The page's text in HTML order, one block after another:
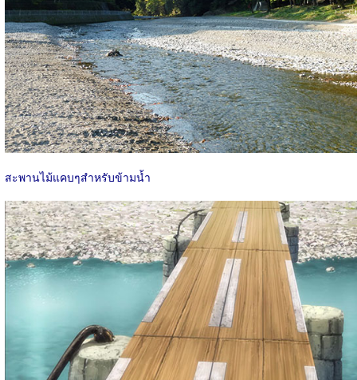
สะพานไม้แคบๆสำหรับข้ามน้ำ